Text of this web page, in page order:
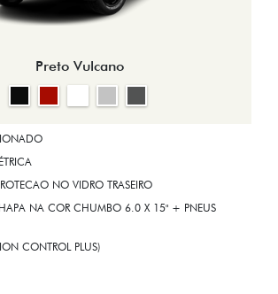
Preto Vulcano
NO VIDRO TRASEIRO
NA COR CHUMBO 6.0 X 15" + PNEUS
CONTROL PLUS)